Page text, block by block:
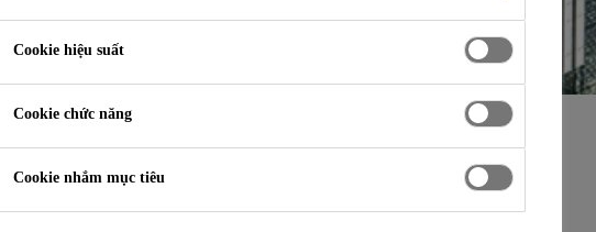
CHÍ MINH
Cookie hiệu suất
Cookie chức năng
Cookie nhắm mục tiêu